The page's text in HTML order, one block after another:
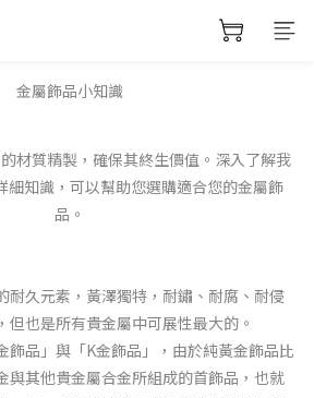
金屬飾品小知識
材質精製，確保其終生價值。深入了解我
細知識，可以幫助您選購適合您的金屬飾
品。
耐久元素，黃澤獨特，耐鏽、耐腐、耐侵
但也是所有貴金屬中可展性最大的。
飾品」與「K金飾品」，由於純黃金飾品比
與其他貴金屬合金所組成的首飾品，也就